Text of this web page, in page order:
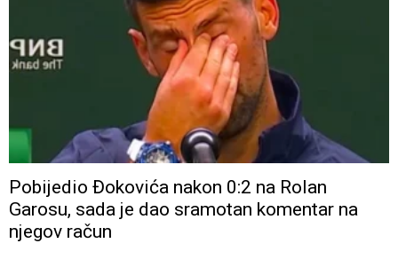
Pobijedio Đokovića nakon 0:2 na Rolan
Garosu, sada je dao sramotan komentar na
njegov račun